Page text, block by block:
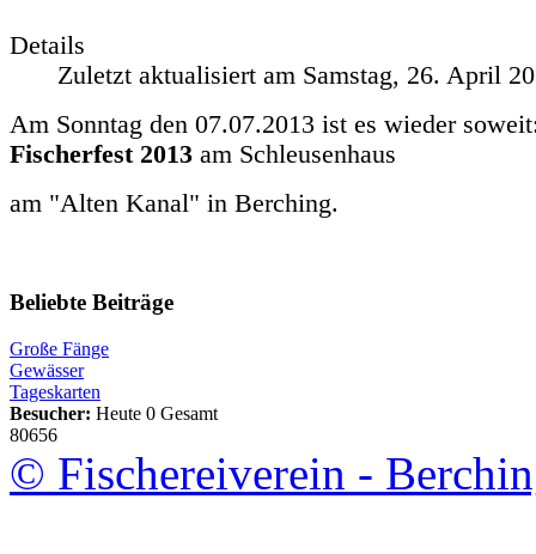
Details
Zuletzt aktualisiert am Samstag, 26. April
Am Sonntag den 07.07.2013 ist es wieder
Fischerfest 2013 am Schleusenhaus
am "Alten Kanal" in Berching.
Beliebte Beiträge
Große Fänge
Gewässer
Tageskarten
Besucher: Heute 0 Gesamt
80656
© Fischereiverein -